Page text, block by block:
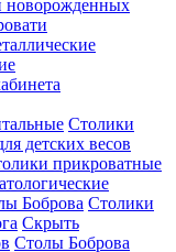
новорожденных
Столики
детских весов
прикроватные
Боброва Столики
Скрыть
Столы Боброва